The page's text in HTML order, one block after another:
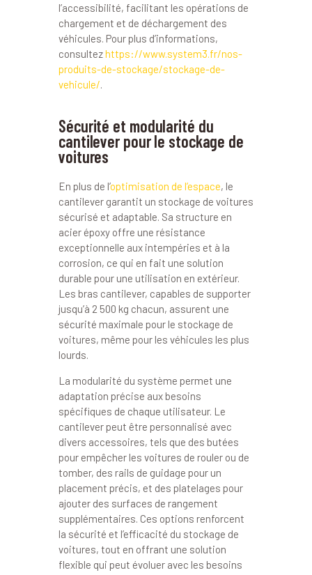
l’accessibilité, facilitant les opérations de
chargement et de déchargement des
véhicules. Pour plus d’informations,
consultezhttps://www.system3.fr/nos-
produits-de-stockage/stockage-de-
vehicule/.
Sécurité et modularité du
cantilever pour le stockage de
voitures
En plus de l’optimisation de l’espace, le
cantilever garantit un stockage de voitures
sécurisé et adaptable. Sa structure en
acier époxy offre une résistance
exceptionnelle aux intempéries et à la
corrosion, ce qui en fait une solution
durable pour une utilisation en extérieur.
Les bras cantilever, capables de supporter
jusqu’à 2 500 kg chacun, assurent une
sécurité maximale pour le stockage de
voitures, même pour les véhicules les plus
lourds.
La modularité du système permet une
adaptation précise aux besoins
spécifiques de chaque utilisateur. Le
cantilever peut être personnalisé avec
divers accessoires, tels que des butées
pour empêcher les voitures de rouler ou de
tomber, des rails de guidage pour un
placement précis, et des platelages pour
ajouter des surfaces de rangement
supplémentaires. Ces options renforcent
la sécurité et l’efficacité du stockage de
voitures, tout en offrant une solution
flexible qui peut évoluer avec les besoins